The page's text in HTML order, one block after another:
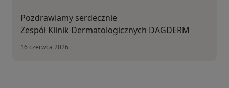
Pozdrawiamy serdecznie
Zespół Klinik Dermatologicznych DAGDERM
16 czerwca 2026